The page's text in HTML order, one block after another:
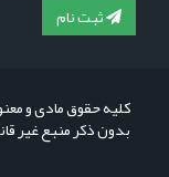
ثبت نام
کلیه حقوق مادی و
بدون ذکر منبع غیر